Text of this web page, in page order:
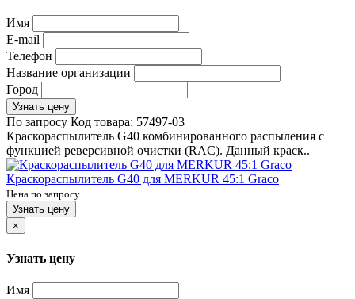
Имя
E-mail
Телефон
Название организации
Город
Узнать цену
По запросу Код товара: 57497-03
Краскораспылитель G40 комбинированного распыления с
функцией реверсивной очистки (RAC). Данный краск..
Краскораспылитель G40 для MERKUR 45:1 Graco
Цена по запросу
Узнать цену
×
Узнать цену
Имя